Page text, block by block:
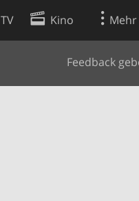
TV Kino Mehr
Feedback